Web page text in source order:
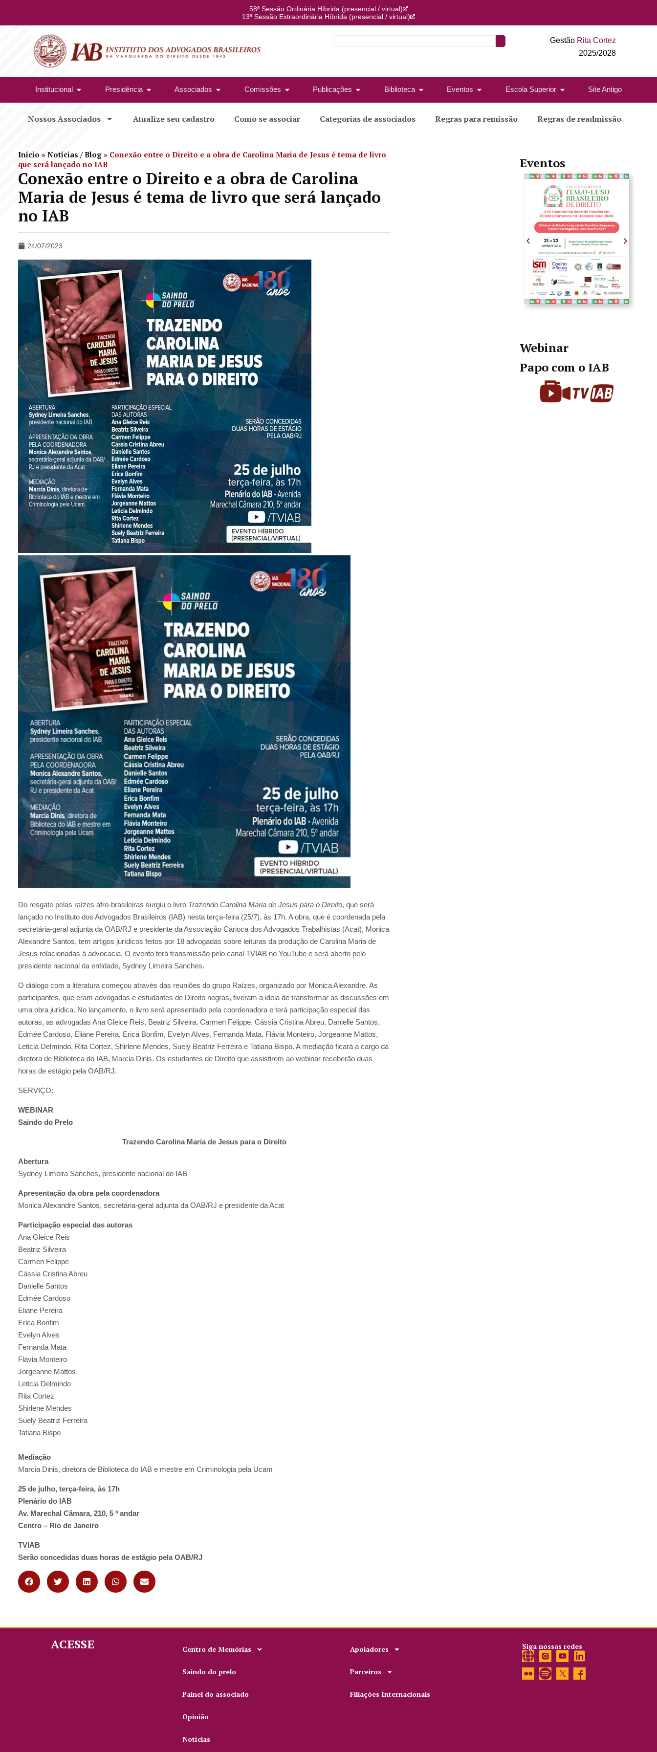
58ª Sessão Ordinária Híbrida (presencial / virtual)
13ª Sessão Extraordinária Híbrida (presencial / virtual)
Gestão Rita Cortez
2025/2028
Institucional Presidência Associados Comissões Publicações Biblioteca Eventos Escola Superior Site Antigo
Nossos Associados Atualize seu cadastro Como se associar Categorias de associados Regras para remissão Regras de readmissão
Início » Notícias / Blog » Conexão entre o Direito e a obra de Carolina Maria de Jesus é tema de livro
que será lançado no IAB
Conexão entre o Direito e a obra de Carolina
Maria de Jesus é tema de livro que será lançado
no IAB
24/07/2023
Do resgate pelas raízes afro-brasileiras surgiu o livro Trazendo Carolina Maria de Jesus para o Direito, que será
lançado no Instituto dos Advogados Brasileiros (IAB) nesta terça-feira (25/7), às 17h. A obra, que é coordenada pela
secretária-geral adjunta da OAB/RJ e presidente da Associação Carioca dos Advogados Trabalhistas (Acat), Monica
Alexandre Santos, tem artigos jurídicos feitos por 18 advogadas sobre leituras da produção de Carolina Maria de
Jesus relacionadas à advocacia. O evento terá transmissão pelo canal TVIAB no YouTube e será aberto pelo
presidente nacional da entidade, Sydney Limeira Sanches.
O diálogo com a literatura começou através das reuniões do grupo Raízes, organizado por Monica Alexandre. As
participantes, que eram advogadas e estudantes de Direito negras, tiveram a ideia de transformar as discussões em
uma obra jurídica. No lançamento, o livro será apresentado pela coordenadora e terá participação especial das
autoras, as advogadas Ana Gleice Reis, Beatriz Silveira, Carmen Felippe, Cássia Cristina Abreu, Danielle Santos,
Edmée Cardoso, Eliane Pereira, Erica Bonfim, Evelyn Alves, Fernanda Mata, Flávia Monteiro, Jorgeanne Mattos,
Leticia Delmindo, Rita Cortez, Shirlene Mendes, Suely Beatriz Ferreira e Tatiana Bispo. A mediação ficará a cargo da
diretora de Biblioteca do IAB, Marcia Dinis. Os estudantes de Direito que assistirem ao webinar receberão duas
horas de estágio pela OAB/RJ.
SERVIÇO:
WEBINAR
Saindo do Prelo
Trazendo Carolina Maria de Jesus para o Direito
Abertura
Sydney Limeira Sanches, presidente nacional do IAB
Apresentação da obra pela coordenadora
Monica Alexandre Santos, secretária-geral adjunta da OAB/RJ e presidente da Acat
Participação especial das autoras
Ana Gleice Reis
Beatriz Silveira
Carmen Felippe
Cássia Cristina Abreu
Danielle Santos
Edmée Cardoso
Eliane Pereira
Erica Bonfim
Evelyn Alves
Fernanda Mata
Flávia Monteiro
Jorgeanne Mattos
Leticia Delmindo
Rita Cortez
Shirlene Mendes
Suely Beatriz Ferreira
Tatiana Bispo
Mediação
Marcia Dinis, diretora de Biblioteca do IAB e mestre em Criminologia pela Ucam
25 de julho, terça-feira, às 17h
Plenário do IAB
Av. Marechal Câmara, 210, 5 º andar
Centro – Rio de Janeiro
TVIAB
Serão concedidas duas horas de estágio pela OAB/RJ
Eventos
Webinar
Papo com o IAB
ACESSE Centro de Memórias
Saindo do prelo
Painel do associado
Opinião
Notícias
Apoiadores
Parceiros
Filiações Internacionais
Siga nossas redes